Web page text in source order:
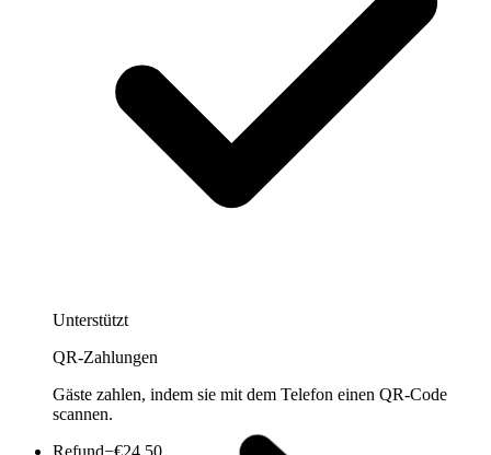
Unterstützt
QR-Zahlungen
Gäste zahlen, indem sie mit dem Telefon einen QR-Code
scannen.